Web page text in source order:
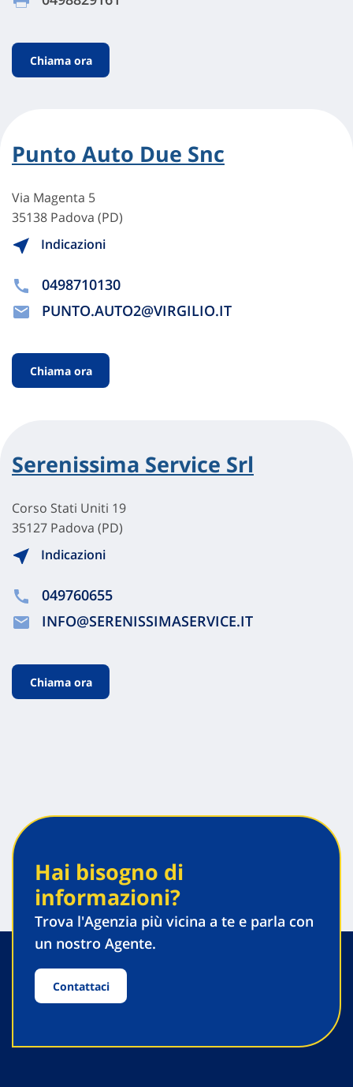
Chiama ora
Punto Auto Due Snc
Via Magenta 5
35138 Padova (PD)
Indicazioni
0498710130
PUNTO.AUTO2@VIRGILIO.IT
Chiama ora
Serenissima Service Srl
Corso Stati Uniti 19
35127 Padova (PD)
Indicazioni
049760655
INFO@SERENISSIMASERVICE.IT
Chiama ora
Hai bisogno di
informazioni?
Trova l'Agenzia più vicina a te e parla con
un nostro Agente.
Contattaci